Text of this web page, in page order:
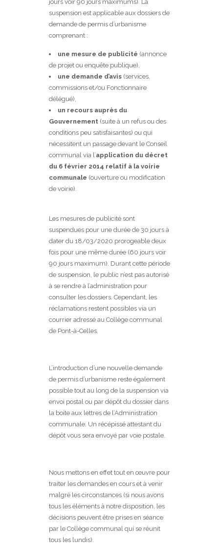
jours voir 90 jours maximums). La
suspension est applicable aux dossiers de
demande de permis d’urbanisme
comprenant :
une mesure de publicité (annonce
de projet ou enquête publique),
une demande d’avis (services,
commissions et/ou Fonctionnaire
délégué),
un recours auprès du
Gouvernement (suite à un refus ou des
conditions peu satisfaisantes) ou qui
nécessitent un passage devant le Conseil
communal via l’application du décret
du 6 février 2014 relatif à la voirie
communale (ouverture ou modification
de voirie).
Les mesures de publicité sont
suspendues pour une durée de 30 jours à
dater du 18/03/2020 prorogeable deux
fois pour une même durée (60 jours voir
90 jours maximum). Durant cette période
de suspension, le public n’est pas autorisé
à se rendre à l’administration pour
consulter les dossiers. Cependant, les
réclamations restent possibles via un
courrier adressé au Collège communal
de Pont-à-Celles.
L’introduction d’une nouvelle demande
de permis d’urbanisme reste également
possible tout au long de la suspension via
envoi postal ou par dépôt du dossier dans
la boite aux lettres de l’Administration
communale. Un récépissé attestant du
dépôt vous sera envoyé par voie postale.
Nous mettons en effet tout en œuvre pour
traiter les demandes en cours et à venir
malgré les circonstances (si nous avons
tous les éléments à notre disposition, les
décisions peuvent être prises en séance
par le Collège communal qui se réunit
tous les lundis).